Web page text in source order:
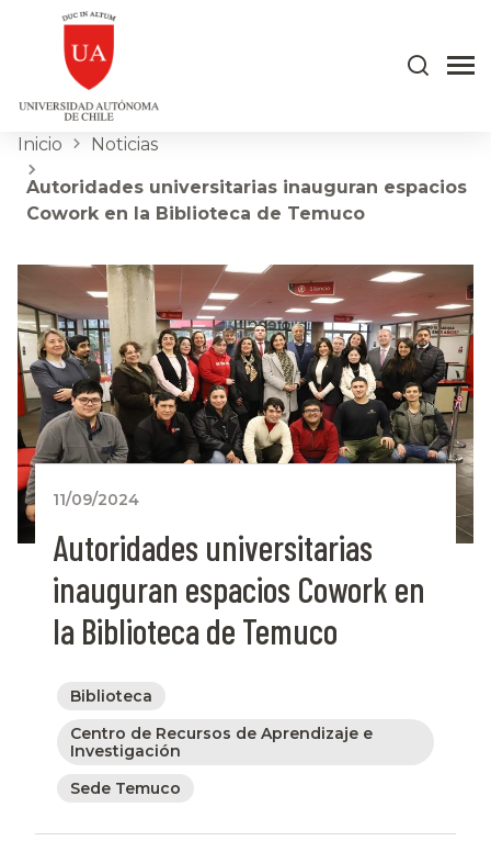
Inicio Noticias
Autoridades universitarias inauguran espacios
Cowork en la Biblioteca de Temuco
11/09/2024
Autoridades universitarias
inauguran espacios Cowork en
la Biblioteca de Temuco
Biblioteca
Centro de Recursos de Aprendizaje e
Investigación
Sede Temuco